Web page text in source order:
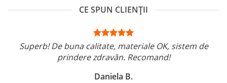
CE SPUN CLIENȚII
Superb! De buna calitate, materiale OK, sistem de
prindere zdravăn. Recomand!
Daniela B.